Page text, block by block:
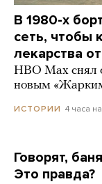
В 1980-х
сеть, чтобы
лекарства
HBO Max снял
новым
ИСТОРИИ 4 часа
Говорят,
Это правда?